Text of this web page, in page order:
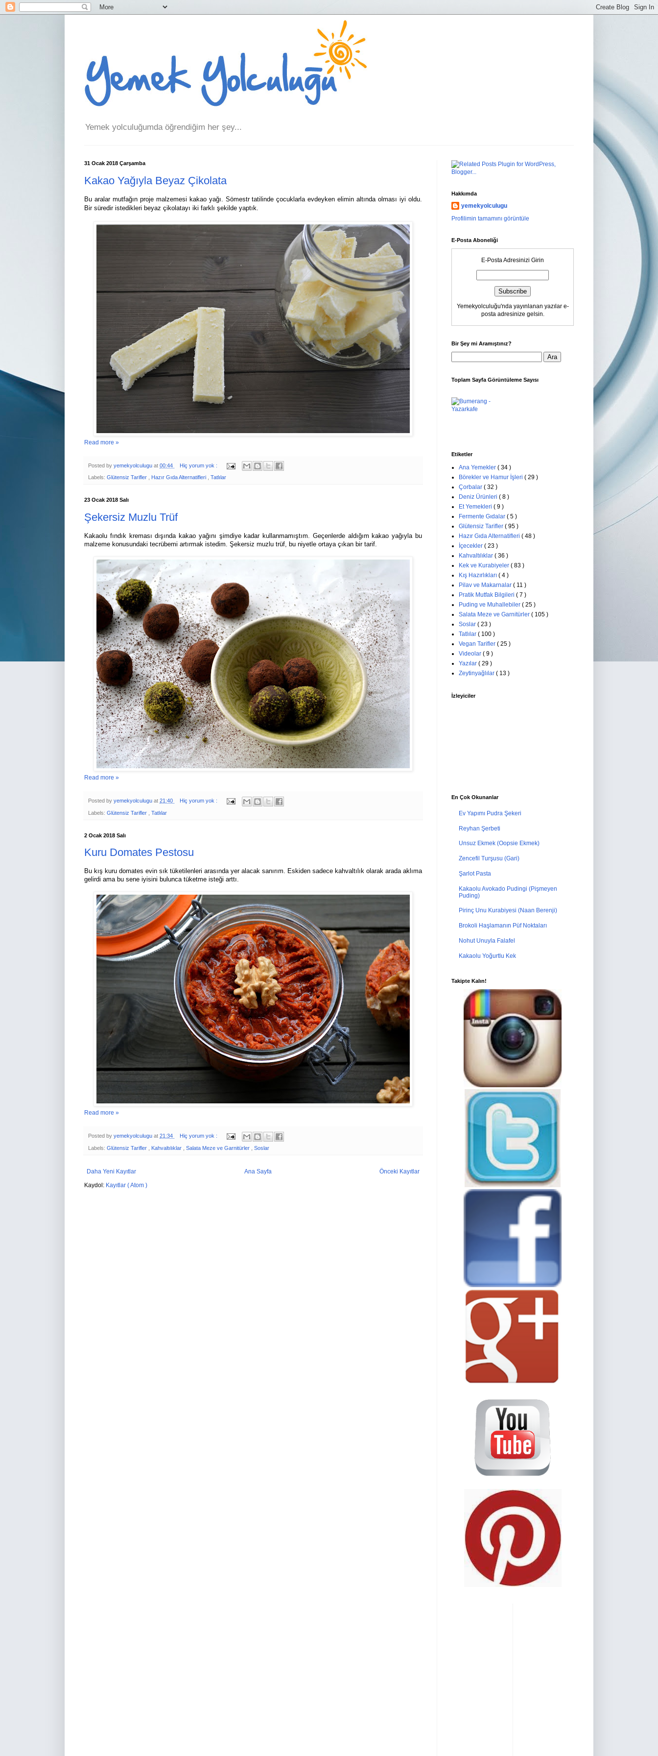
Yemek yolculuğumda öğrendiğim her şey...
31 Ocak 2018 Çarşamba
Kakao Yağıyla Beyaz Çikolata
Bu aralar mutfağın proje malzemesi kakao yağı. Sömestr tatilinde çocuklarla evdeyken elimin altında olması iyi oldu.
Bir süredir istedikleri beyaz çikolatayı iki farklı şekilde yaptık.
Read more »
Posted by yemekyolculugu at 00:44 Hiç yorum yok :
Labels: Glütensiz Tarifler , Hazır Gıda Alternatifleri , Tatlılar
23 Ocak 2018 Salı
Şekersiz Muzlu Trüf
Kakaolu fındık kreması dışında kakao yağını şimdiye kadar kullanmamıştım. Geçenlerde aldığım kakao yağıyla bu
malzeme konusundaki tecrübemi artırmak istedim. Şekersiz muzlu trüf, bu niyetle ortaya çıkan bir tarif.
Read more »
Posted by yemekyolculugu at 21:40 Hiç yorum yok :
Labels: Glütensiz Tarifler Tatlılar
2 Ocak 2018 Salı
Kuru Domates Pestosu
Bu kış kuru domates evin sık tüketilenleri arasında yer alacak sanırım. Eskiden sadece kahvaltılık olarak arada aklıma
gelirdi ama bu sene iyisini bulunca tüketme isteği arttı.
Read more »
Posted by yemekyolculugu at 21:34 Hiç yorum yok :
Labels: Glütensiz Tarifler Kahvaltılıklar Salata Meze ve Garnitürler Soslar
Daha Yeni Kayıtlar Önceki Kayıtlar
Ana Sayfa
Kaydol: Kayıtlar ( Atom )
Hakkımda
yemekyolculugu
Profilimin tamamını görüntüle
E-Posta Aboneliği
E-Posta Adresinizi Girin
Yemekyolculuğu'nda yayınlanan yazılar e-
posta adresinize gelsin.
Bir Şey mi Aramıştınız?
Toplam Sayfa Görüntüleme Sayısı
Etiketler
Ana Yemekler ( 34 )
Börekler ve Hamur İşleri ( 29 )
Çorbalar ( 32 )
Deniz Ürünleri ( 8 )
Et Yemekleri ( 9 )
Fermente Gıdalar ( 5 )
Glütensiz Tarifler ( 95 )
Hazır Gıda Alternatifleri ( 48 )
İçecekler ( 23 )
Kahvaltılıklar ( 36 )
Kek ve Kurabiyeler ( 83 )
Kış Hazırlıkları ( 4 )
Pilav ve Makarnalar ( 11 )
Pratik Mutfak Bilgileri ( 7 )
Puding ve Muhallebiler ( 25 )
Salata Meze ve Garnitürler ( 105 )
Soslar ( 23 )
Tatlılar ( 100 )
Vegan Tarifler ( 25 )
Videolar ( 9 )
Yazılar ( 29 )
Zeytinyağlılar ( 13 )
İzleyiciler
En Çok Okunanlar
Ev Yapımı Pudra Şekeri
Reyhan Şerbeti
Unsuz Ekmek (Oopsie Ekmek)
Zencefil Turşusu (Gari)
Şarlot Pasta
Kakaolu Avokado Pudingi (Pişmeyen
Puding)
Pirinç Unu Kurabiyesi (Naan Berenji)
Brokoli Haşlamanın Püf Noktaları
Nohut Unuyla Falafel
Kakaolu Yoğurtlu Kek
Takipte Kalın!